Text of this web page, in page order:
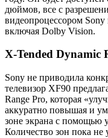
дюймов, все с
видеопроцессором
включая Dolby Vision.
X-Tended Dynamic
Sony не приводила
телевизор XF90
Range Pro, которая
аккуратно повышая и
зоне экрана с помощью
Количество зон пока не